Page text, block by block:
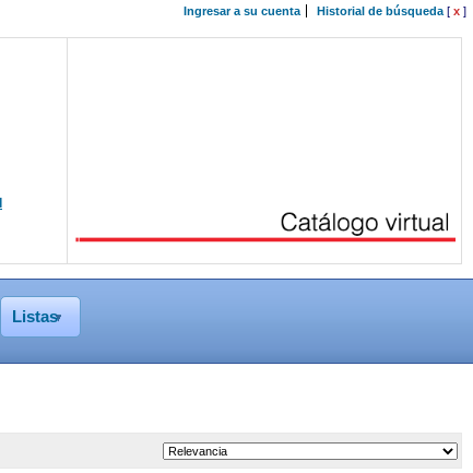
Ingresar a su cuenta Historial de búsqueda[ x ]
Listas